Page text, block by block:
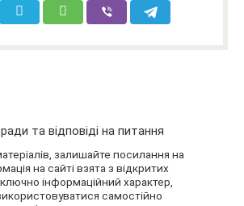
та відповіді на питання
залишайте посилання на
на сайті взята з відкритих
інформаційний характер,
самостійно